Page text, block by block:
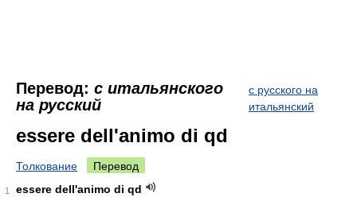
Перевод: с итальянского
на русский
с русского на
итальянский
essere dell'animo di qd
Толкование Перевод
1
essere dell'animo di qd